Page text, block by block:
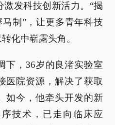
发科技创新活力。“揭
马制”，让更多青年科技
化中崭露头角。
下，36岁的良渚实验室
医院资源，解决了获取
如今，他牵头开发的新
技术，已走向临床应